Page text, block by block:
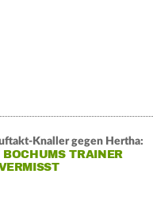
Knaller gegen Hertha:
TRAINER